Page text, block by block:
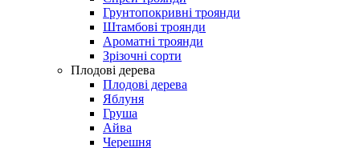
Грунтопокривні троянди
Штамбові троянди
Ароматні троянди
Зрізочні сорти
Плодові дерева
Плодові дерева
Яблуня
Груша
Айва
Черешня